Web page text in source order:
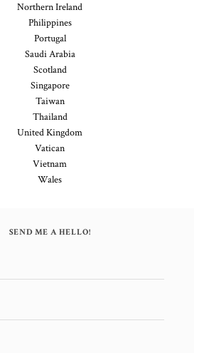
Northern Ireland
Philippines
Portugal
Saudi Arabia
Scotland
Singapore
Taiwan
Thailand
United Kingdom
Vatican
Vietnam
Wales
SEND ME A HELLO!